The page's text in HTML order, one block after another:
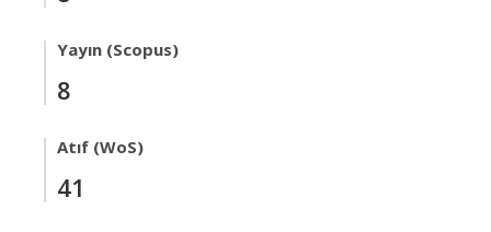
Yayın (Scopus)
8
Atıf (WoS)
41